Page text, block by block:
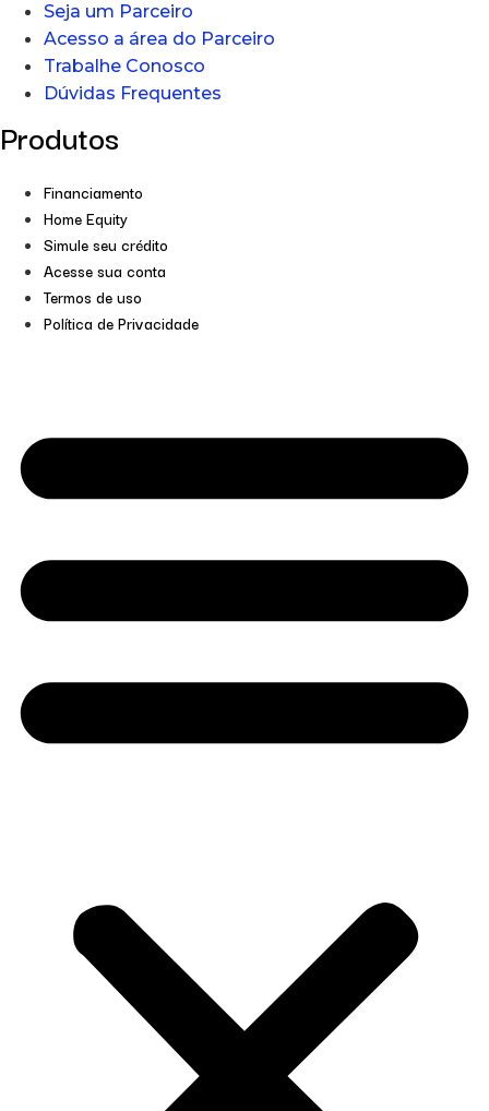
Seja um Parceiro
Acesso a área do Parceiro
Trabalhe Conosco
Dúvidas Frequentes
Produtos
Financiamento
Home Equity
Simule seu crédito
Acesse sua conta
Termos de uso
Política de Privacidade